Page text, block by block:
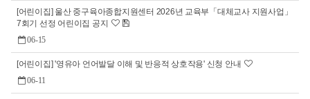
[어린이집] 울산 중구육아종합지원센터 2026년 교육부「대체교사 지원사업」
7회기 선정 어린이집 공지
06-15
[어린이집] '영유아 언어발달 이해 및 반응적 상호작용' 신청 안내
06-11